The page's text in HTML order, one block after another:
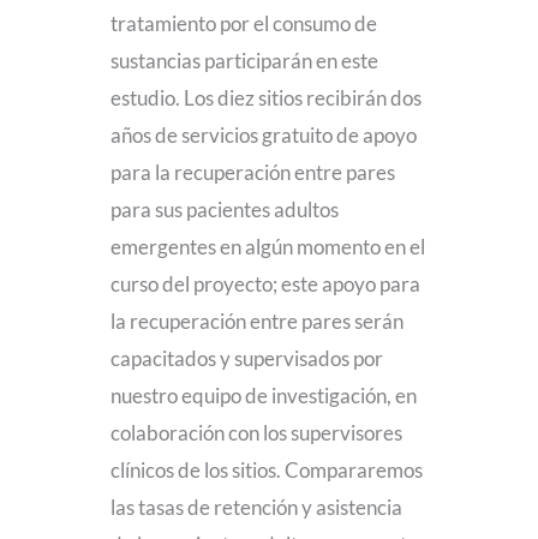
tratamiento por el consumo de
sustancias participarán en este
estudio. Los diez sitios recibirán dos
años de servicios gratuito de apoyo
para la recuperación entre pares
para sus pacientes adultos
emergentes en algún momento en el
curso del proyecto; este apoyo para
la recuperación entre pares serán
capacitados y supervisados por
nuestro equipo de investigación, en
colaboración con los supervisores
clínicos de los sitios. Compararemos
las tasas de retención y asistencia